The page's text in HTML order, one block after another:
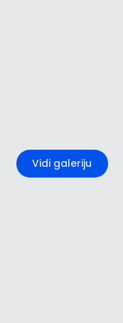
Vidi galeriju